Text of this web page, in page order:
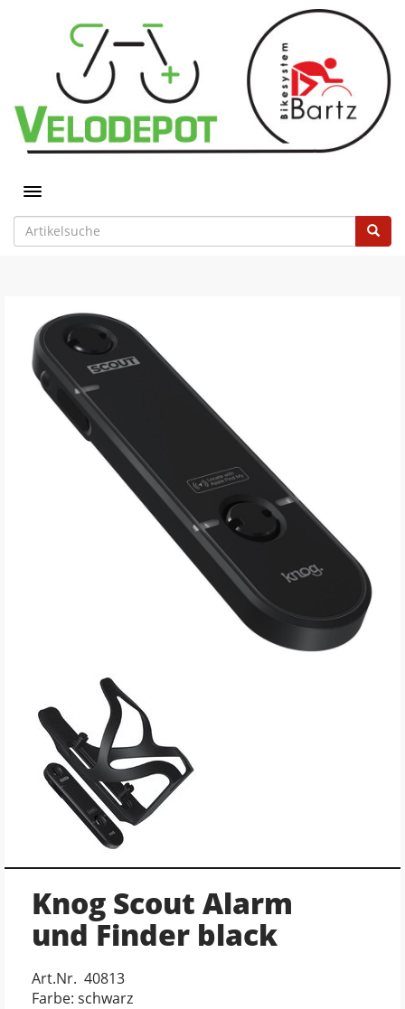
Toggle navigation
Knog Scout Alarm
und Finder black
Art.Nr. 40813
Farbe: schwarz